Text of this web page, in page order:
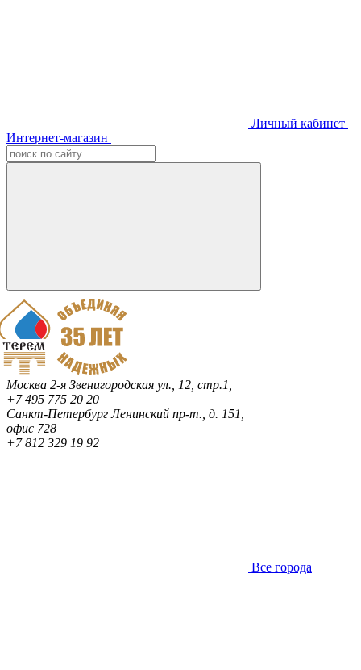
Личный кабинет
Интернет-магазин
Москва 2-я Звенигородская ул., 12, стр.1,
+7 495 775 20 20
Санкт-ПетербургЛенинский пр-т., д. 151,
офис 728
+7 812 329 19 92
Все города